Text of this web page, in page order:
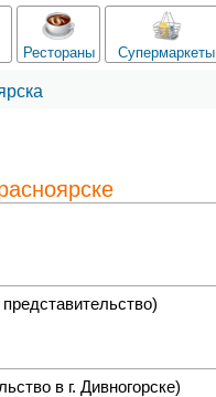
Рестораны Супермаркеты
в г. Дивногорске)